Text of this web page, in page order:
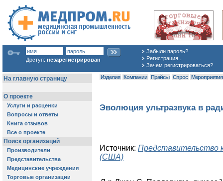
Доступ: незарегистрирован
Забыли пароль?
Регистрация...
Зачем регистрироваться?
Изделия Компании Прайсы Спрос Мероприятия
Эволюция ультразвука в
Источник: Представительство
(США)